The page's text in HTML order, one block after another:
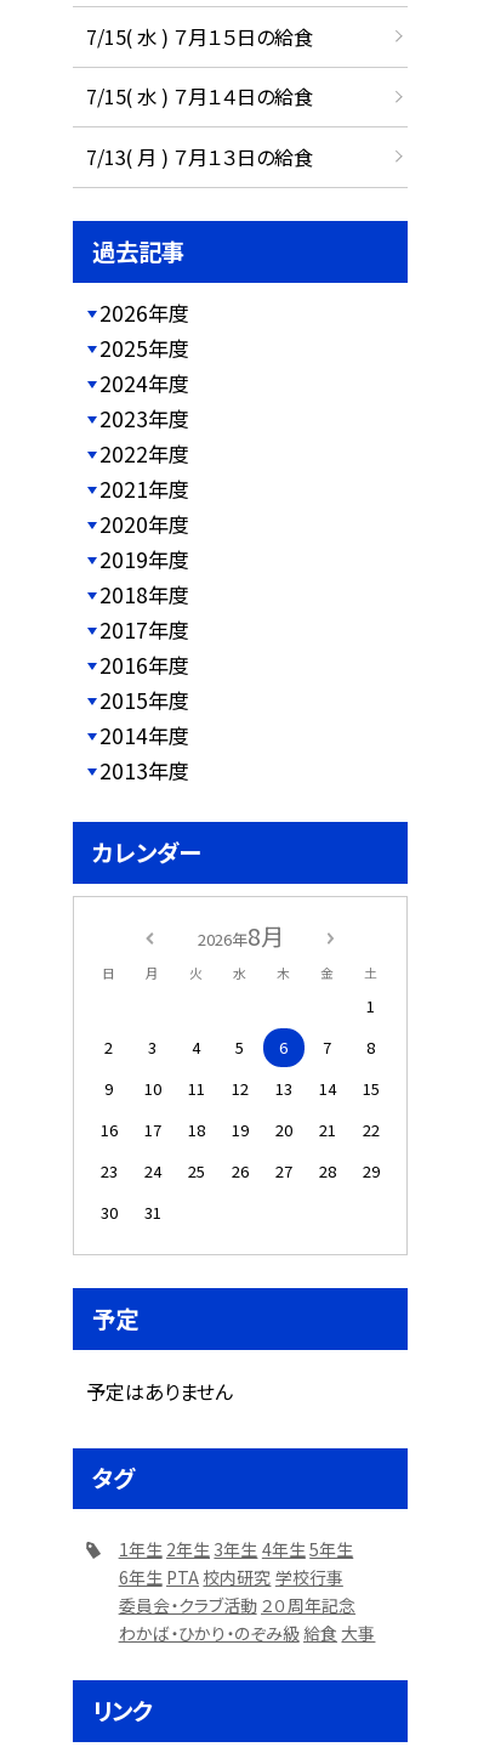
7/15( 水 ) ７月１５日の給食
7/15( 水 ) ７月１４日の給食
7/13( 月 ) ７月１３日の給食
過去記事
2026年度
2025年度
2024年度
2023年度
2022年度
2021年度
2020年度
2019年度
2018年度
2017年度
2016年度
2015年度
2014年度
2013年度
カレンダー
2026年8月
日 月 火 水 木 金 土
1
2
3 4 5 6 7
8
9
10 11 12 13 14
15
16
17 18 19 20 21
22
23
24 25 26 27 28
29
30
31
予定
予定はありません
タグ
1年生 2年生 3年生 4年生 5年生
6年生 PTA 校内研究 学校行事
委員会・クラブ活動 ２０周年記念
わかば・ひかり・のぞみ級 給食 大事
リンク